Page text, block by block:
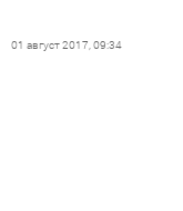
01 август 2017, 09:34